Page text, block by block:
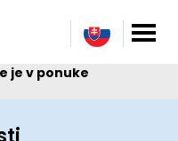
je v ponuke